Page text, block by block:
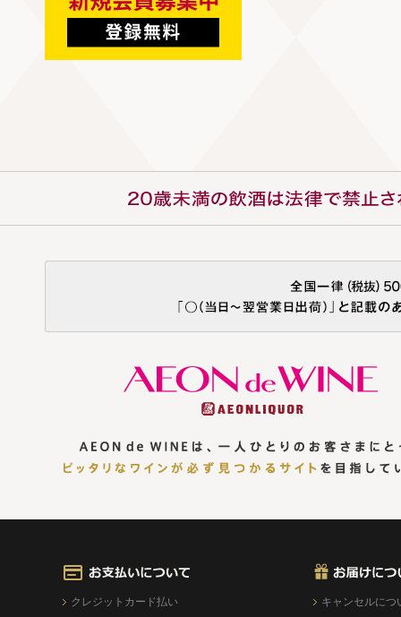
クレジットカード払い
キャンセルにつ